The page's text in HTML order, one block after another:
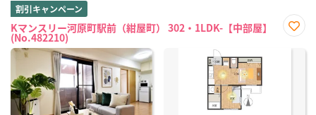
割引キャンペーン
Kマンスリー河原町駅前（紺屋町） 302・1LDK-【中部屋】
(No.482210)
に入